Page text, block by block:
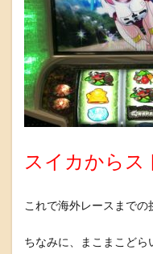
スイカからス
これで海外レースまでの
ちなみに、まこまこど